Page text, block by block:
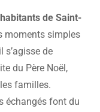
habitants de Saint-
moments simples
s’agisse de
du Père Noël,
familles.
échangés font du